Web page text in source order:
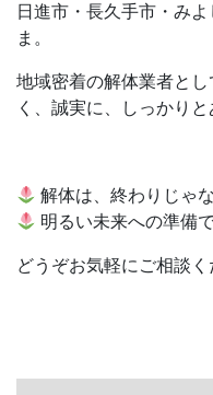
日進市・長久手市・み
ま。
地域密着の解体業者と
く、誠実に、しっかり
解体は、終わりじゃな
明るい未来への準備で
どうぞお気軽にご相談く